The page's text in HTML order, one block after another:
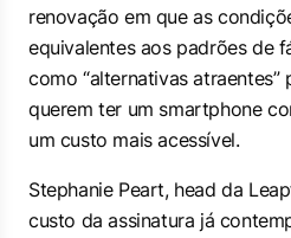
renovação em que as
equivalentes aos padrões de
como “alternativas atraentes”
querem ter um smartphone
um custo mais acessível.
Stephanie Peart, head da
custo da assinatura já